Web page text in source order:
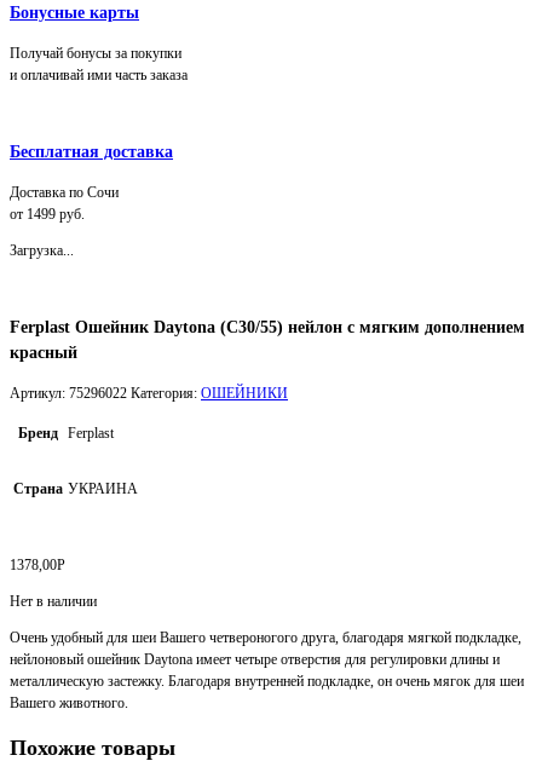
Бонусные карты
Получай бонусы за покупки
и оплачивай ими часть заказа
Бесплатная доставка
Доставка по Сочи
от 1499 руб.
Загрузка...
Ferplast Ошейник Daytona (C30/55) нейлон с мягким дополнением
красный
Артикул: 75296022 Категория: ОШЕЙНИКИ
Бренд Ferplast
Страна УКРАИНА
1378,00Р
Нет в наличии
Очень удобный для шеи Вашего четвероногого друга, благодаря мягкой подкладке,
нейлоновый ошейник Daytona имеет четыре отверстия для регулировки длины и
металлическую застежку. Благодаря внутренней подкладке, он очень мягок для шеи
Вашего животного.
Похожие товары